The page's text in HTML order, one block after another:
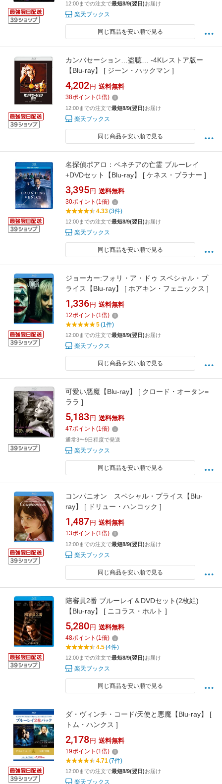
12:00までの注文で最短8/9(翌日)お届け
楽天ブックス
同じ商品を安い順で見る
カンバセーション…盗聴… -4Kレストア版ー
【Blu-ray】 [ ジーン・ハックマン ]
4,202 円 送料無料
38ポイント (1倍)
12:00までの注文で最短8/9(翌日)お届け
楽天ブックス
同じ商品を安い順で見る
名探偵ポアロ：ベネチアの亡霊 ブルーレイ
+DVDセット【Blu-ray】 [ ケネス・ブラナー ]
3,395 円 送料無料
30ポイント (1倍)
4.33(3件)
12:00までの注文で最短8/9(翌日)お届け
楽天ブックス
同じ商品を安い順で見る
ジョーカー:フォリ・ア・ドゥ スペシャル・プ
ライス【Blu-ray】 [ ホアキン・フェニックス ]
1,336 円 送料無料
12ポイント (1倍)
5(1件)
12:00までの注文で最短8/9(翌日)お届け
楽天ブックス
同じ商品を安い順で見る
可愛い悪魔【Blu-ray】 [ クロード・オータン=
ララ ]
5,183 円 送料無料
47ポイント (1倍)
通常3〜9日程度で発送
楽天ブックス
同じ商品を安い順で見る
コンパニオン スペシャル・プライス【Blu-
ray】 [ ドリュー・ハンコック ]
1,487 円 送料無料
13ポイント (1倍)
12:00までの注文で最短8/9(翌日)お届け
楽天ブックス
同じ商品を安い順で見る
陪審員2番 ブルーレイ＆DVDセット(2枚組)
【Blu-ray】 [ ニコラス・ホルト ]
5,280 円 送料無料
48ポイント (1倍)
4.5(4件)
12:00までの注文で最短8/9(翌日)お届け
楽天ブックス
同じ商品を安い順で見る
ダ・ヴィンチ・コード/天使と悪魔【Blu-ray】 [
トム・ハンクス ]
2,178 円 送料無料
19ポイント (1倍)
4.71(7件)
12:00までの注文で最短8/9(翌日)お届け
楽天ブックス